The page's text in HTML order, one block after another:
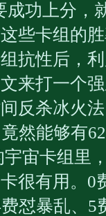
功上分，
些卡组的
抗性后，
来打一个
反杀冰火
然能够有
宙卡组里
很有用。0
怼暴乱、5